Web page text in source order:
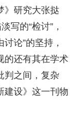
》研究大张挞
写的“检讨”，
论”的坚持，
的还有其在学术
判之间，复杂
建设》这一刊物